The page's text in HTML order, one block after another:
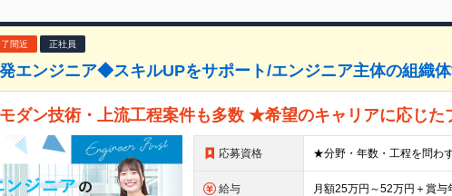
間近 正社員
エンジニア◆スキルUPをサポート/エンジニア主体の組織
ダン技術・上流工程案件も多数 ★希望のキャリアに応じ
応募資格
給与